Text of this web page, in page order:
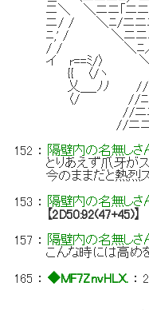
ニ＼ ＼ニニ｢
ニ/ / ＼ﾆ/ニ
ﾆ,' / ＼ニ
/ / ＼ﾆ／ニ
イ r==ﾐ/
{{ 〈/ヽ ＼ニ
乂＿_ﾉﾉ //＼
〈/ //ﾆﾆ
//ニニ
//ニ
152 ： 隔壁内の名無しさ
とりあえず爪牙が
今のままだと熱烈
153 ： 隔壁内の名無しさ
【2D50:92(47+45)】
157 ： 隔壁内の名無しさ
こんな時には高め
165 ：◆MF7ZnvHLX. ：
￣￣￣
⌒